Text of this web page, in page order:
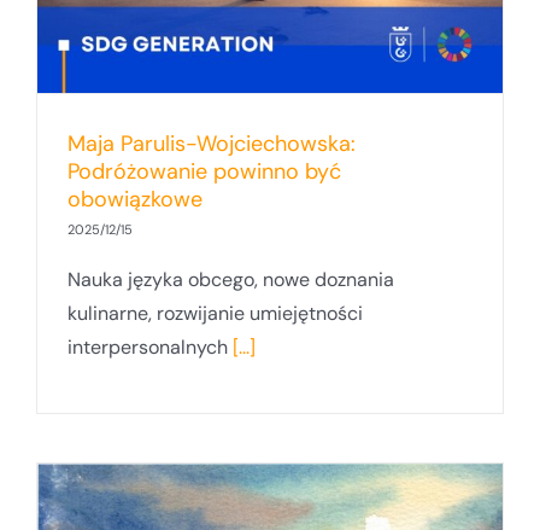
Maja Parulis-Wojciechowska:
Podróżowanie powinno być
obowiązkowe
2025/12/15
Nauka języka obcego, nowe doznania
kulinarne, rozwijanie umiejętności
interpersonalnych [...]